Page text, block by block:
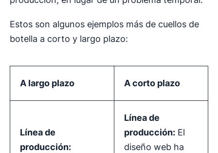
Estos son algunos ejemplos más de cuellos de
botella a corto y largo plazo:
A largo plazo A corto plazo
Línea de
producción:
Línea de
producción: El
diseño web ha